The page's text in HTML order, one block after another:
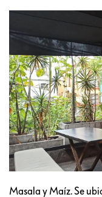
Masala y Maíz. Se